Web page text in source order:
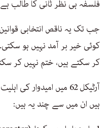
فلسفہ ہی نظر ثانی کا طالب
جب تک یہ ناقص انتخابی
کوئی خیر بر آمد نہیں ہو سکتی۔
کر سکتے ہیں، ختم نہیں کر
آرٹیکل 62 میں امیدوار
ہیں ان میں سے چند یہ ہیں: